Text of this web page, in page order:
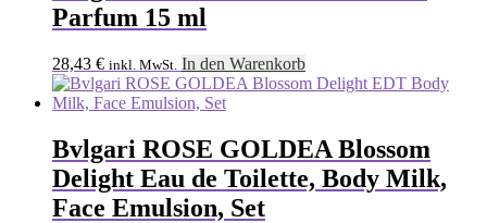
Parfum 15 ml
28,43 € inkl. MwSt. In den Warenkorb
Bvlgari ROSE GOLDEA Blossom
Delight Eau de Toilette, Body Milk,
Face Emulsion, Set